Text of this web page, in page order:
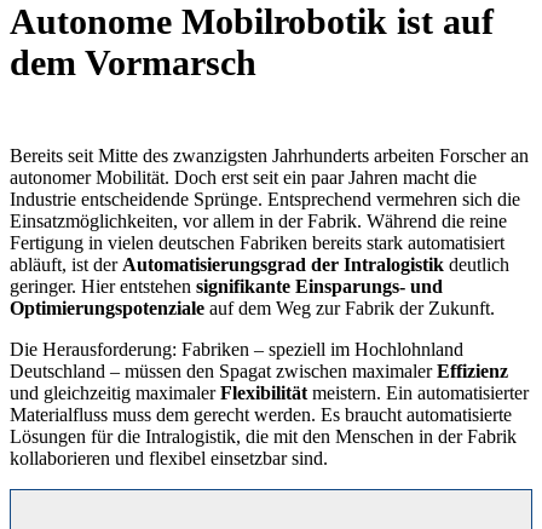
Autonome Mobilrobotik ist auf
dem Vormarsch
Bereits seit Mitte des zwanzigsten Jahrhunderts arbeiten Forscher an
autonomer Mobilität. Doch erst seit ein paar Jahren macht die
Industrie entscheidende Sprünge. Entsprechend vermehren sich die
Einsatzmöglichkeiten, vor allem in der Fabrik. Während die reine
Fertigung in vielen deutschen Fabriken bereits stark automatisiert
abläuft, ist der Automatisierungsgrad der Intralogistik deutlich
geringer. Hier entstehen signifikante Einsparungs- und
Optimierungspotenziale auf dem Weg zur Fabrik der Zukunft.
Die Herausforderung: Fabriken – speziell im Hochlohnland
Deutschland – müssen den Spagat zwischen maximalerEffizienz
und gleichzeitig maximalerFlexibilität meistern. Ein automatisierter
Materialfluss muss dem gerecht werden. Es braucht automatisierte
Lösungen für die Intralogistik, die mit den Menschen in der Fabrik
kollaborieren und flexibel einsetzbar sind.